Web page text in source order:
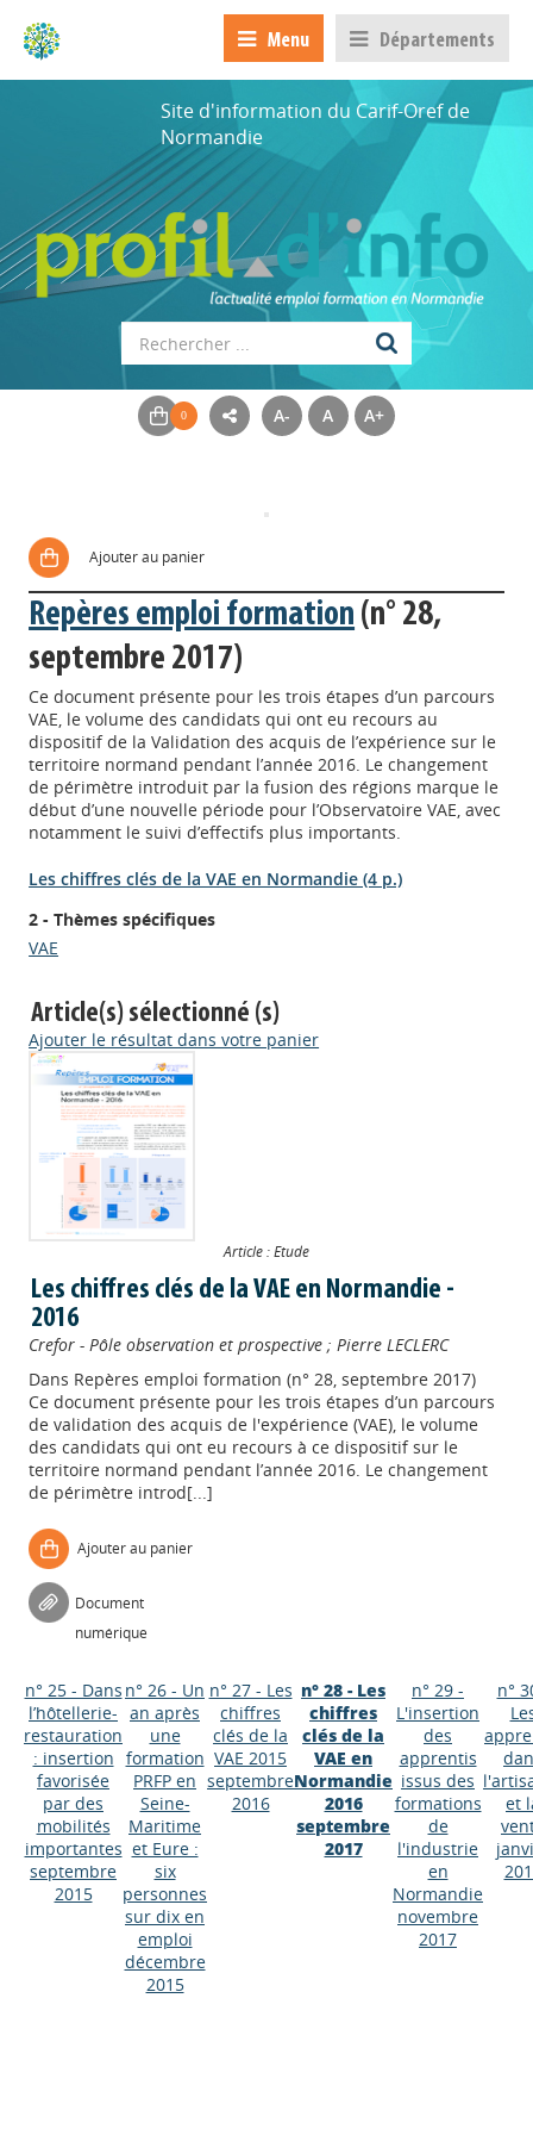
Menu Départements
Site d'information du Carif-Oref de
Normandie
A- A A+
Ajouter au panier
Repères emploi formation (n° 28,
septembre 2017)
Ce document présente pour les trois étapes d’un parcours
VAE, le volume des candidats qui ont eu recours au
dispositif de la Validation des acquis de l’expérience sur le
territoire normand pendant l’année 2016. Le changement
de périmètre introduit par la fusion des régions marque le
début d’une nouvelle période pour l’Observatoire VAE, avec
notamment le suivi d’effectifs plus importants.
Les chiffres clés de la VAE en Normandie (4 p.)
2 - Thèmes spécifiques
VAE
Article(s) sélectionné (s)
Ajouter le résultat dans votre panier
Article : Etude
Les chiffres clés de la VAE en Normandie -
2016
Crefor - Pôle observation et prospective ;Pierre LECLERC
Dans Repères emploi formation (n° 28, septembre 2017)
Ce document présente pour les trois étapes d’un parcours
de validation des acquis de l'expérience (VAE), le volume
des candidats qui ont eu recours à ce dispositif sur le
territoire normand pendant l’année 2016. Le changement
de périmètre introd[...]
Ajouter au panier
Document
numérique
n° 25 - Dans
l’hôtellerie-
restauration
: insertion
favorisée
par des
mobilités
importantes
septembre
2015
n° 26 - Un
an après
une
formation
PRFP en
Seine-
Maritime
et Eure :
six
personnes
sur dix en
emploi
décembre
2015
n° 27 - Les
chiffres
clés de la
VAE 2015
septembre
2016
n° 28 - Les
chiffres
clés de la
VAE en
Normandie
2016
septembre
2017
n° 29 -
L'insertion
des
apprentis
issus des
formations
de
l'industrie
en
Normandie
novembre
2017
n°
et
Appels à projets